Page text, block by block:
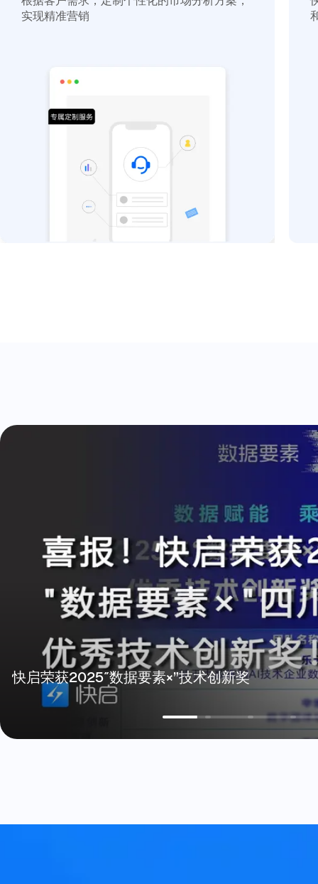
实现精准营销
数据要素×”技术创新奖